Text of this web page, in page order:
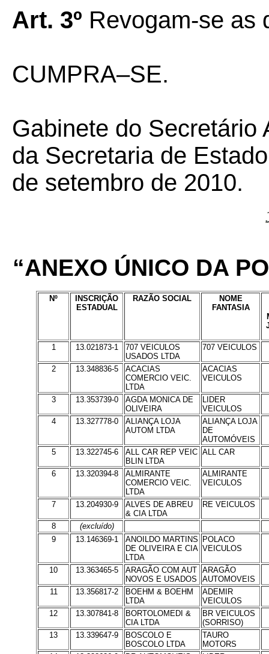
Art. 3º Revogam-se as
CUMPRA–SE.
Gabinete do Secretário
da Secretaria de
de setembro de 2010.
“ANEXO ÚNICO DA
Nº
INSCRIÇÃO
ESTADUAL
RAZÃO SOCIAL
NOME
FANTASIA
1 13.021873-1
707 VEICULOS
USADOS LTDA
707 VEICULOS
2 13.348836-5
ACACIAS
COMERCIO VEIC.
LTDA
ACACIAS
VEICULOS
3 13.353739-0
AGDA MONICA DE
OLIVEIRA
LIDER
VEICULOS
4
13.327778-0
ALIANÇA LOJA
AUTOM LTDA
ALIANÇA LOJA
DE
AUTOMÓVEIS
5
13.322745-6
ALL CAR REP VEIC
BLIN LTDA
ALL CAR
6 13.320394-8
ALMIRANTE
COMERCIO VEIC.
LTDA
ALMIRANTE
VEICULOS
7 13.204930-9
ALVES DE ABREU
& CIA LTDA
RE VEICULOS
8
(excluído)
9
13.146369-1
ANOILDO MARTINS
DE OLIVEIRA E CIA
LTDA
POLACO
VEICULOS
10 13.363465-5
ARAGÃO COM AUT
NOVOS E USADOS
ARAGÃO
AUTOMOVEIS
11
13.356817-2
BOEHM & BOEHM
LTDA
ADEMIR
VEICULOS
12
13.307841-8
BORTOLOMEDI &
CIA LTDA
BR VEICULOS
(SORRISO)
13
13.339647-9
BOSCOLO E
BOSCOLO LTDA
TAURO
MOTORS